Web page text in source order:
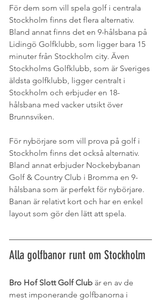
För dem som vill spela golf i centrala
Stockholm finns det flera alternativ.
Bland annat finns det en 9-hålsbana på
Lidingö Golfklubb, som ligger bara 15
minuter från Stockholm city. Även
Stockholms Golfklubb, som är Sveriges
äldsta golfklubb, ligger centralt i
Stockholm och erbjuder en 18-
hålsbana med vacker utsikt över
Brunnsviken.
För nybörjare som vill prova på golf i
Stockholm finns det också alternativ.
Bland annat erbjuder Nockebybanan
Golf & Country Club i Bromma en 9-
hålsbana som är perfekt för nybörjare.
Banan är relativt kort och har en enkel
layout som gör den lätt att spela.
Alla golfbanor runt om Stockholm
Bro Hof Slott Golf Club är en av de
mest imponerande golfbanorna i